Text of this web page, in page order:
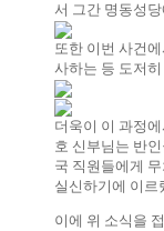
서 그간 명동성
또한 이번 사건
사하는 등 도저
더욱이 이 과정
호 신부님는 반
국 직원들에게
실신하기에 이르
이에 위 소식을